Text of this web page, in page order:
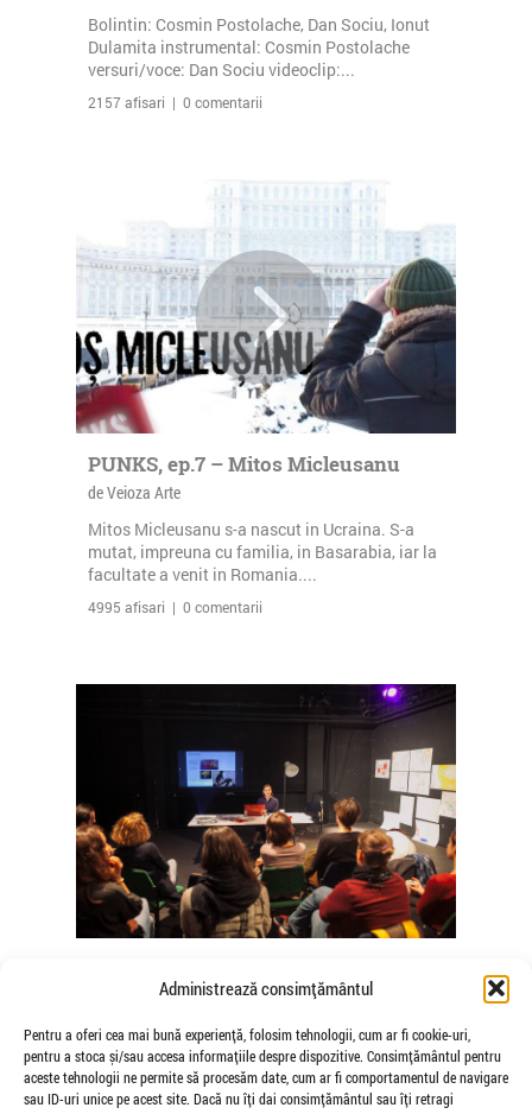
Administrează consimțământul
Pentru a oferi cea mai bună experiență, folosim tehnologii, cum ar fi cookie-uri,
pentru a stoca și/sau accesa informațiile despre dispozitive. Consimțământul pentru
aceste tehnologii ne permite să procesăm date, cum ar fi comportamentul de navigare
sau ID-uri unice pe acest site. Dacă nu îți dai consimțământul sau îți retragi
Bolintin: Cosmin Postolache, Dan Sociu, Ionut
Dulamita instrumental: Cosmin Postolache
versuri/voce: Dan Sociu videoclip:...
2157 afisari | 0 comentarii
PUNKS, ep.7 – Mitos Micleusanu
de Veioza Arte
Mitos Micleusanu s-a nascut in Ucraina. S-a
mutat, impreuna cu familia, in Basarabia, iar la
facultate a venit in Romania....
4995 afisari | 0 comentarii
Somatice susținute de coregrafele
Mădălina Dan și Valentina De Piante
Niculae
de Veioza Arte